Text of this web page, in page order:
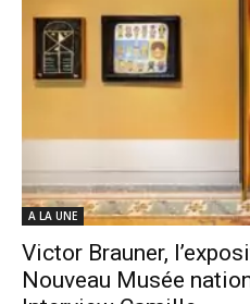
A LA UNE
Victor Brauner,
Nouveau Musée